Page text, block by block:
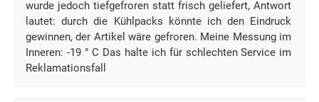
wurde jedoch tiefgefroren statt frisch geliefert, Antwort
lautet: durch die Kühlpacks könnte ich den Eindruck
gewinnen, der Artikel wäre gefroren. Meine Messung im
Inneren: -19 ° C Das halte ich für schlechten Service im
Reklamationsfall